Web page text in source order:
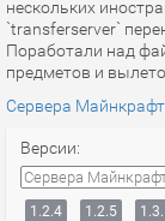
нескольких
`transferserver`
Поработали над
предметов и
Сервера Майнкрафт
Версии:
Сервера
1.2.4
1.2.5